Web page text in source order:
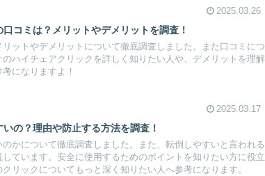
2025.03.26
コミは？メリットやデメリットを調査！
ットやデメリットについて徹底調査しました。また口コミにつ
ハイチェアクリックを詳しく知りたい人や、デメリットを理解
になりますよ！
2025.03.17
の？理由や防止する方法を調査！
かについて徹底調査しました。また、転倒しやすいと言われる
ています。安全に使用するためのポイントを知りたい方に役立
リックについてもっと深く知りたい人へ参考になります。